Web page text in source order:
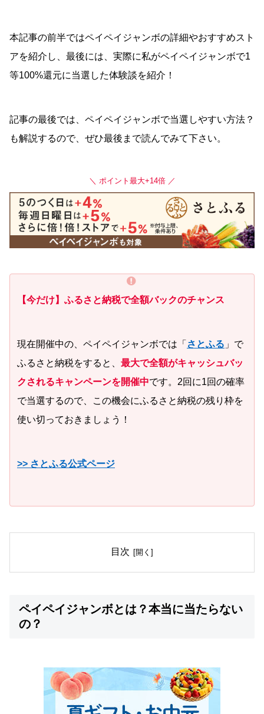
本記事の前半ではペイペイジャンボの詳細やおすすめスト
アを紹介し、最後には、実際に私がペイペイジャンボで1
等100%還元に当選した体験談を紹介！
記事の最後では、ペイペイジャンボで当選しやすい方法？
も解説するので、ぜひ最後まで読んでみて下さい。
＼ ポイント最大+14倍 ／
【今だけ】ふるさと納税で全額バックのチャンス
現在開催中の、ペイペイジャンボでは「 さとふる 」で
ふるさと納税をすると、 最大で全額がキャッシュバッ
クされるキャンペーンを開催中です。2回に1回の確率
で当選するので、この機会にふるさと納税の残り枠を
使い切っておきましょう！
>> さとふる公式ページ
目次
ペイペイジャンボとは？本当に当たらない
の？